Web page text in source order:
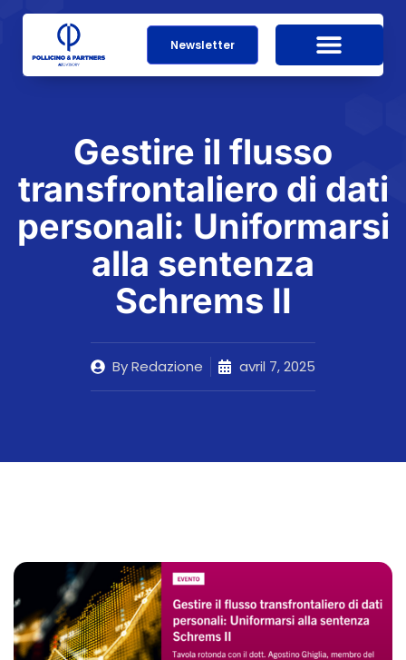
Newsletter
Gestire il flusso
transfrontaliero di dati
personali: Uniformarsi
alla sentenza
Schrems II
ByRedazione avril 7, 2025